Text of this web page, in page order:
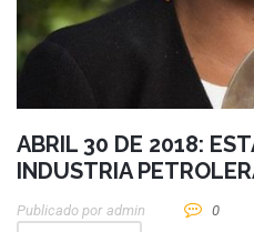
ABRIL 30 DE 2018:
INDUSTRIA
Publicado por Admin 0